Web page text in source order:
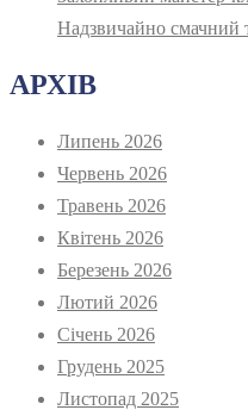
Надзвичайно смачний
АРХІВ
Липень 2026
Червень 2026
Травень 2026
Квітень 2026
Березень 2026
Лютий 2026
Січень 2026
Грудень 2025
Листопад 2025